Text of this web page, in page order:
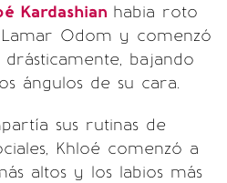
Kardashian habia roto
Odom y comenzó
bajando
ángulos de su cara.
sus rutinas de
Khloé comenzó a
altos y los labios más